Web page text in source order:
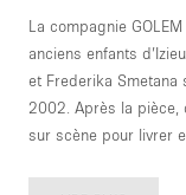
La compagnie
anciens enfants
et Frederika Smetana
2002. Après la pièce,
sur scène pour livrer